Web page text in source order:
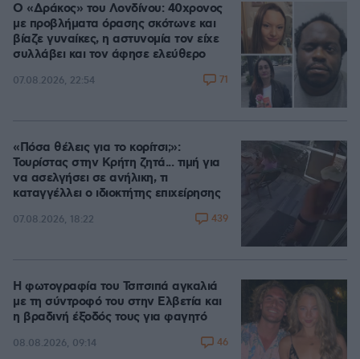
Ο «Δράκος» του Λονδίνου: 40χρονος
με προβλήματα όρασης σκότωνε και
βίαζε γυναίκες, η αστυνομία τον είχε
συλλάβει και τον άφησε ελεύθερο
07.08.2026, 22:54 71
«Πόσα θέλεις για το κορίτσι;»:
Τουρίστας στην Κρήτη ζητά... τιμή για
να ασελγήσει σε ανήλικη, τι
καταγγέλλει ο ιδιοκτήτης επιχείρησης
07.08.2026, 18:22 439
Η φωτογραφία του Τσιτσιπά αγκαλιά
με τη σύντροφό του στην Ελβετία και
η βραδινή έξοδός τους για φαγητό
08.08.2026, 09:14 46